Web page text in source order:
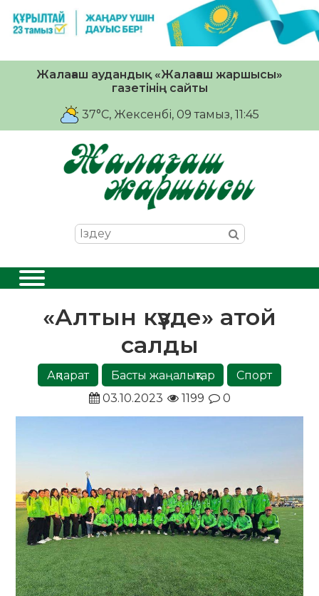
Жалағаш аудандық «Жалағаш жаршысы»
газетінің сайты
37°C, Жексенбі, 09 тамыз, 11:45
«Алтын күзде» атой
салды
Ақпарат Басты жаңалықтар
Спорт
03.10.2023
1199 0